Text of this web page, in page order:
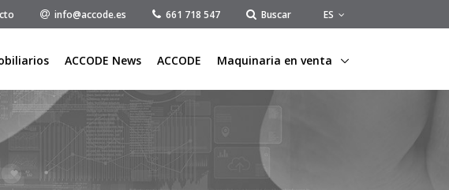
info@accode.es 661 718 547 Buscar ES
ACCODE News ACCODE Maquinaria en venta